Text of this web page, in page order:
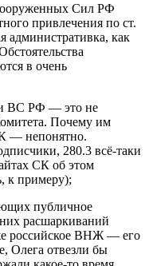
Сил РФ
привлечения по ст.
как
в очень
ВС РФ — это не
Почему им
— непонятно.
280.3 всё-таки
СК об этом
к примеру);
публичное
расшаркиваний
российское ВНЖ — его
Олега отвезли бы